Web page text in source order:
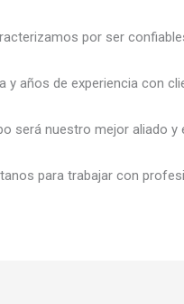
por ser
y años de experiencia con
será nuestro mejor aliado y
para trabajar con